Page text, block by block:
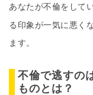
あなたが不倫をして
る印象が一気に悪くな
ます。
不倫で逃すの
ものとは？